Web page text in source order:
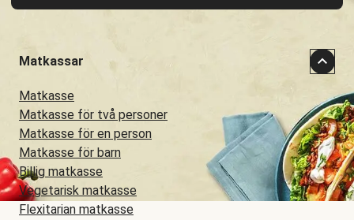
Matkassar
Matkasse
Matkasse för två personer
Matkasse för en person
Matkasse för barn
Billig matkasse
Vegetarisk matkasse
Flexitarian matkasse